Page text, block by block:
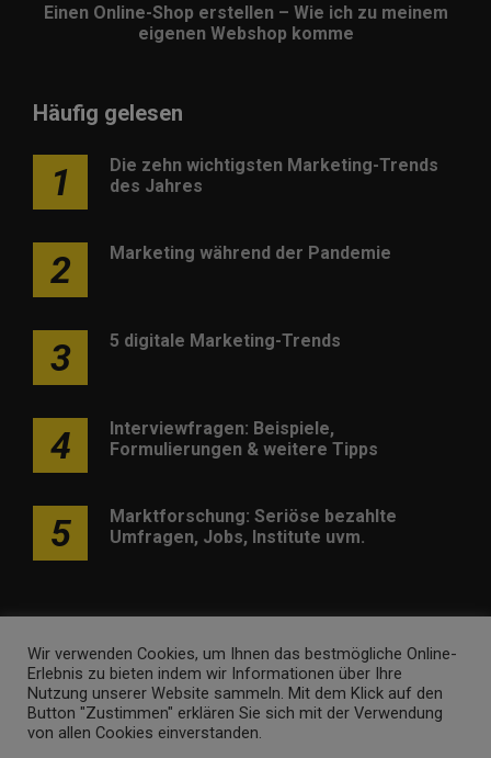
Einen Online-Shop erstellen – Wie ich zu meinem
eigenen Webshop komme
Häufig gelesen
1
Die zehn wichtigsten Marketing-Trends
des Jahres
2 Marketing während der Pandemie
3 5 digitale Marketing-Trends
4
Interviewfragen: Beispiele,
Formulierungen & weitere Tipps
5
Marktforschung: Seriöse bezahlte
Umfragen, Jobs, Institute uvm.
Werben Kontakt Impressum Newsletter
marketing-trendinformationen.de • Marken- und
Wir verwenden Cookies, um Ihnen das bestmögliche Online-
Erlebnis zu bieten indem wir Informationen über Ihre
Nutzung unserer Website sammeln. Mit dem Klick auf den
Button "Zustimmen" erklären Sie sich mit der Verwendung
von allen Cookies einverstanden.